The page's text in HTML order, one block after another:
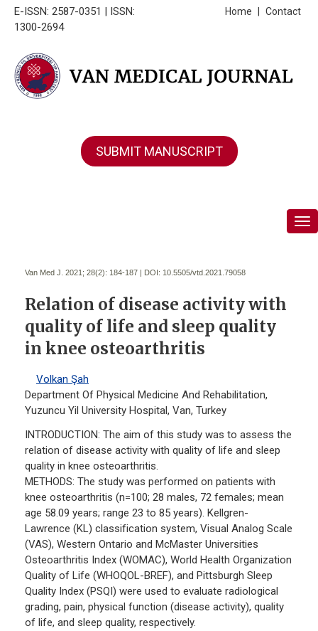
E-ISSN: 2587-0351 | ISSN:
1300-2694
Contact
Home
SUBMIT MANUSCRIPT
Van Med J. 2021; 28(2): 184-187 | DOI: 10.5505/vtd.2021.79058
Relation of disease activity with
quality of life and sleep quality
in knee osteoarthritis
Volkan Şah
Department Of Physical Medicine And Rehabilitation,
Yuzuncu Yil University Hospital, Van, Turkey
INTRODUCTION: The aim of this study was to assess the
relation of disease activity with quality of life and sleep
quality in knee osteoarthritis.
METHODS: The study was performed on patients with
knee osteoarthritis (n=100; 28 males, 72 females; mean
age 58.09 years; range 23 to 85 years). Kellgren-
Lawrence (KL) classification system, Visual Analog Scale
(VAS), Western Ontario and McMaster Universities
Osteoarthritis Index (WOMAC), World Health Organization
Quality of Life (WHOQOL-BREF), and Pittsburgh Sleep
Quality Index (PSQI) were used to evaluate radiological
grading, pain, physical function (disease activity), quality
of life, and sleep quality, respectively.